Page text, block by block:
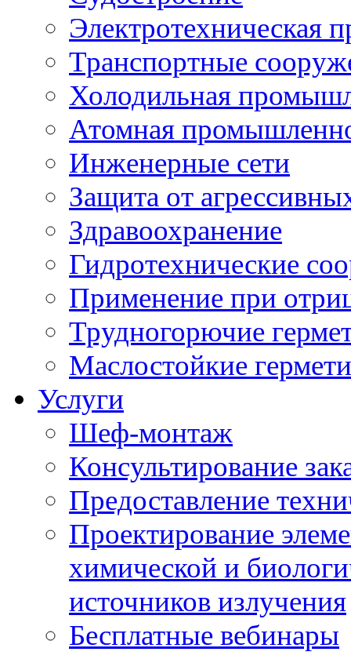
Электротехническая
Транспортные
Холодильная
Атомная
Инженерные сети
Защита от
Здравоохранение
Гидротехнические
Применение при
Трудногорючие
Маслостойкие
Услуги
Шеф-монтаж
Консультирование
Предоставление
Проектирование
химической и
источников излучения
Бесплатные вебинары